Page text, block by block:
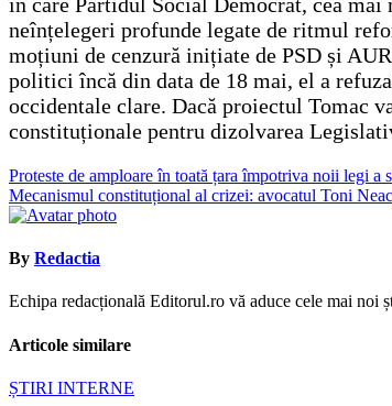
neînțelegeri profunde legate de ritmul
moțiuni de cenzură inițiate de PSD și
politici încă din data de 18 mai, el a
occidentale clare. Dacă proiectul Tomac
constituționale pentru dizolvarea
Navigare
în
Proteste de amploare în toată țara împotriva noii legi a
Mecanismul constituțional al crizei: avocatul Toni
By Redactia
Echipa redacțională Editorul.ro vă aduce cele mai noi
Articole similare
ȘTIRI INTERNE